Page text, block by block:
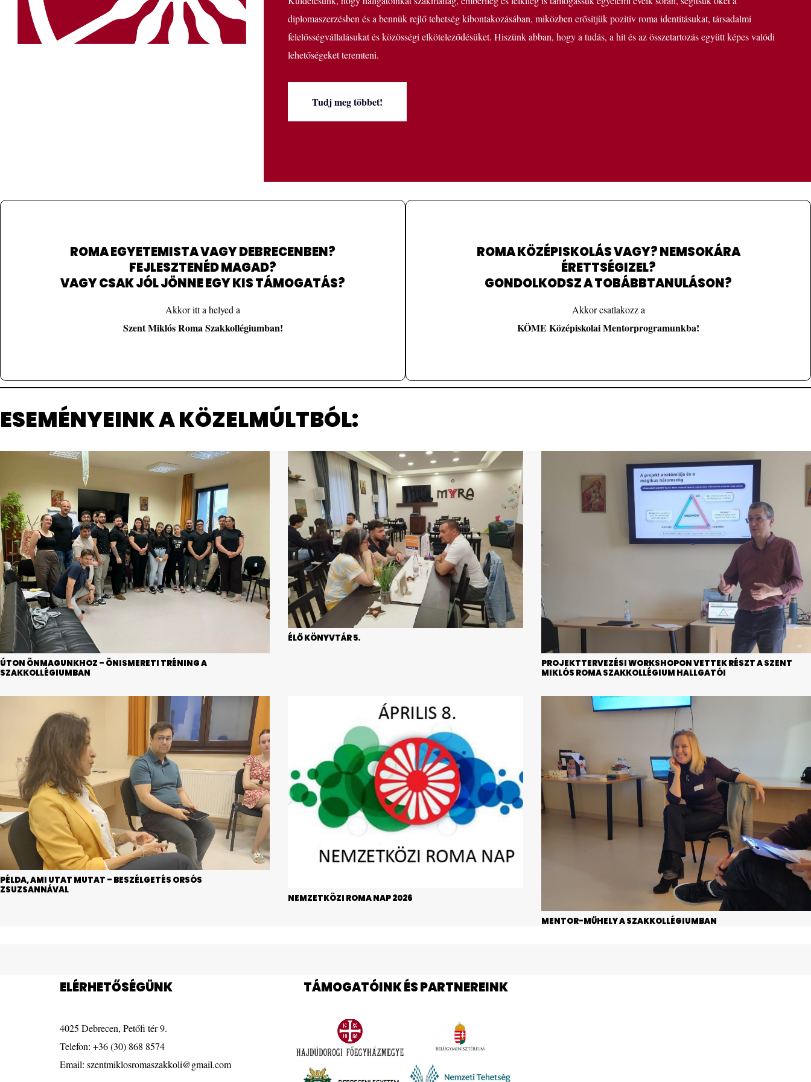
diplomaszerzésben és a bennük rejlő tehetség kibontakozásában, miközben erősítjük pozitív roma identitásukat, társadalmi
felelősségvállalásukat és közösségi elköteleződésüket. Hiszünk abban, hogy a tudás, a hit és az összetartozás együtt képes valódi
lehetőségeket teremteni.
Tudj meg többet!
ROMAEGYETEMISTA VAGY DEBRECENBEN?
FEJLESZTENÉD MAGAD?
VAGY CSAK JÓL JÖNNE EGY KIS TÁMOGATÁS?
Akkor itt a helyed a
Szent Miklós Roma Szakkollégiumban!
A szakkollégiumi felvételiről bővebben:
https://szentmiklosromaszakkoli.hu/felveteli-
informacio/
Jelentkezési lap
ROMA KÖZÉPISKOLÁS VAGY? NEMSOKÁRA
ÉRETTSÉGIZEL?
GONDOLKODSZ A TOBÁBBTANULÁSON?
Akkor csatlakozz a
KÖME Középiskolai Mentorprogramunkba!
A KÖME programról bővebben:
https://szentmiklosromaszakkoli.hu/kome/
Jelentkezési lap
ESEMÉNYEINK A KÖZELMÚLTBÓL:
ÚTON ÖNMAGUNKHOZ – ÖNISMERETI TRÉNING A
SZAKKOLLÉGIUMBAN
ÉLŐ KÖNYVTÁR 5.
PROJEKTTERVEZÉSI WORKSHOPON VETTEK RÉSZT A SZENT
MIKLÓS ROMA SZAKKOLLÉGIUM HALLGATÓI
PÉLDA, AMI UTAT MUTAT – BESZÉLGETÉS ORSÓS
ZSUZSANNÁVAL
NEMZETKÖZI ROMA NAP 2026
MENTOR-MŰHELY A SZAKKOLLÉGIUMBAN
ELÉRHETŐSÉGÜNK
4025 Debrecen, Petőfi tér 9.
Telefon: +36 (30) 868 8574
Email: szentmiklosromaszakkoli@gmail.com
TÁMOGATÓINK ÉS PARTNEREINK